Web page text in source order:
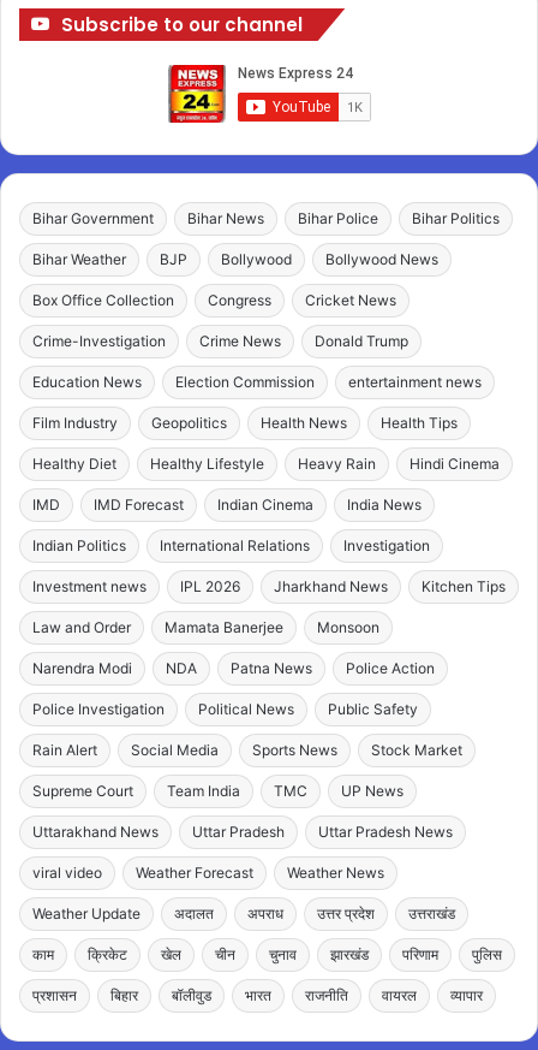
Subscribe to our channel
Bihar Government Bihar News Bihar Police Bihar Politics
Bihar Weather BJP Bollywood Bollywood News
Box Office Collection Congress Cricket News
Crime-Investigation Crime News Donald Trump
Education News Election Commission entertainment news
Film Industry Geopolitics Health News Health Tips
Healthy Diet Healthy Lifestyle Heavy Rain Hindi Cinema
IMD IMD Forecast Indian Cinema India News
Indian Politics International Relations Investigation
Investment news IPL 2026 Jharkhand News Kitchen Tips
Law and Order Mamata Banerjee Monsoon
Narendra Modi NDA Patna News Police Action
Police Investigation Political News Public Safety
Rain Alert Social Media Sports News Stock Market
Supreme Court Team India TMC UP News
Uttarakhand News Uttar Pradesh Uttar Pradesh News
viral video Weather Forecast Weather News
Weather Update अदालत अपराध उत्तर प्रदेश उत्तराखंड
काम क्रिकेट खेल चीन चुनाव झारखंड परिणाम पुलिस
प्रशासन बिहार बॉलीवुड भारत राजनीति वायरल व्यापार